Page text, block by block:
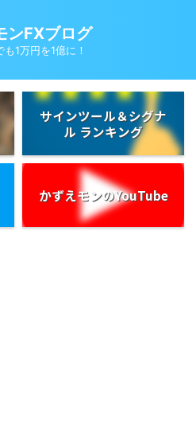
ンFXブログ
も1万円を1億に！
サインツール＆シグナ
ル ランキング
かずえモンのYouTube